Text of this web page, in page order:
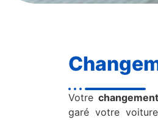
Votre
garé votre